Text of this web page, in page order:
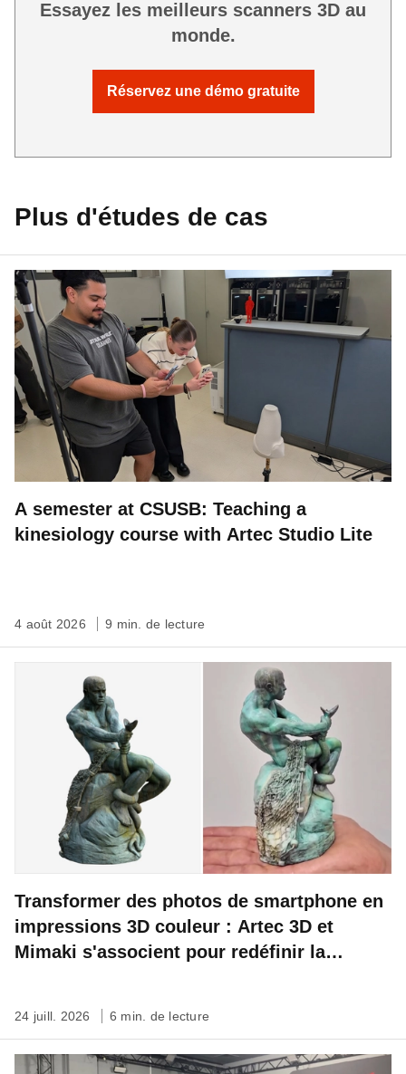
Essayez les meilleurs scanners 3D au
monde.
Réservez une démo gratuite
Plus d'études de cas
A semester at CSUSB: Teaching a
kinesiology course with Artec Studio Lite
4 août 2026 9 min. de lecture
Transformer des photos de smartphone en
impressions 3D couleur : Artec 3D et
Mimaki s'associent pour redéfinir la
24 juill. 2026 6 min. de lecture